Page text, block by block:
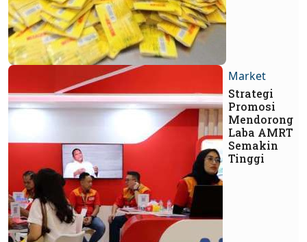
Market
Strategi
Promosi
Mendorong
Laba AMRT
Semakin
Tinggi